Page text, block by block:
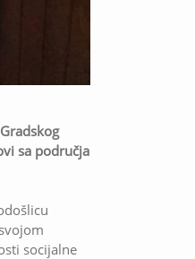
sa područja
socijalne